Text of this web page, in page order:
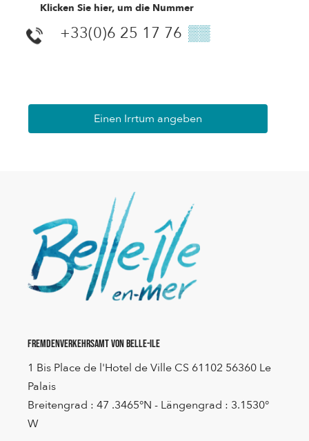
Klicken Sie hier, um die Nummer
+33(0)6 25 17 76 ▒▒
Einen Irrtum angeben
Fremdenverkehrsamt von Belle-Ile
1 Bis Place de l'Hotel de Ville CS 61102 56360 Le
Palais
Breitengrad : 47 .3465°N - Längengrad : 3.1530°
W